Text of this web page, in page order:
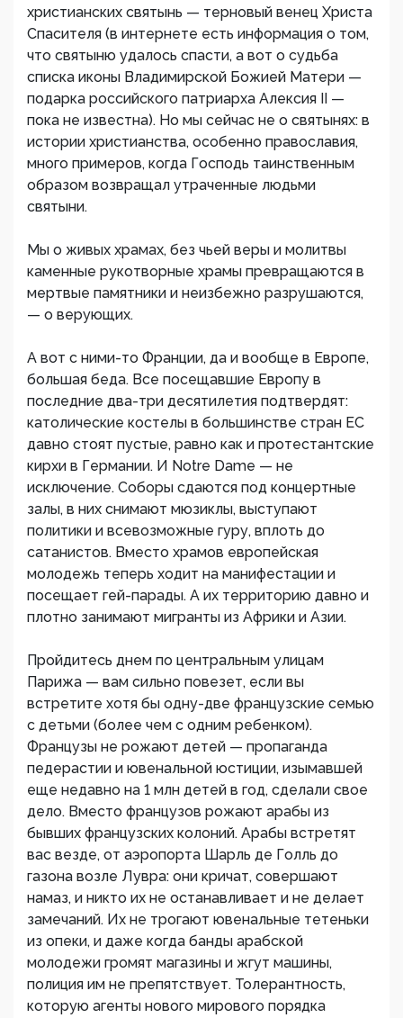
христианских святынь — терновый венец Христа
Спасителя (в интернете есть информация о том,
что святыню удалось спасти, а вот о судьба
списка иконы Владимирской Божией Матери —
подарка российского патриарха Алексия II —
пока не известна). Но мы сейчас не о святынях: в
истории христианства, особенно православия,
много примеров, когда Господь таинственным
образом возвращал утраченные людьми
святыни.
Мы о живых храмах, без чьей веры и молитвы
каменные рукотворные храмы превращаются в
мертвые памятники и неизбежно разрушаются,
— о верующих.
А вот с ними-то Франции, да и вообще в Европе,
большая беда. Все посещавшие Европу в
последние два-три десятилетия подтвердят:
католические костелы в большинстве стран ЕС
давно стоят пустые, равно как и протестантские
кирхи в Германии. И Notre Dame — не
исключение. Соборы сдаются под концертные
залы, в них снимают мюзиклы, выступают
политики и всевозможные гуру, вплоть до
сатанистов. Вместо храмов европейская
молодежь теперь ходит на манифестации и
посещает гей-парады. А их территорию давно и
плотно занимают мигранты из Африки и Азии.
Пройдитесь днем по центральным улицам
Парижа — вам сильно повезет, если вы
встретите хотя бы одну-две французские семью
с детьми (более чем с одним ребенком).
Французы не рожают детей — пропаганда
педерастии и ювенальной юстиции, изымавшей
еще недавно на 1 млн детей в год, сделали свое
дело. Вместо французов рожают арабы из
бывших французских колоний. Арабы встретят
вас везде, от аэропорта Шарль де Голль до
газона возле Лувра: они кричат, совершают
намаз, и никто их не останавливает и не делает
замечаний. Их не трогают ювенальные тетеньки
из опеки, и даже когда банды арабской
молодежи громят магазины и жгут машины,
полиция им не препятствует. Толерантность,
которую агенты нового мирового порядка